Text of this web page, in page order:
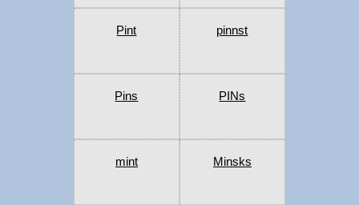
Pint pinnst
Pins PINs
mint Minsks